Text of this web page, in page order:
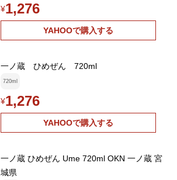
¥1,276
YAHOOで購入する
一ノ蔵 ひめぜん 720ml
720ml
¥1,276
YAHOOで購入する
一ノ蔵 ひめぜん Ume 720ml OKN 一ノ蔵 宮
城県